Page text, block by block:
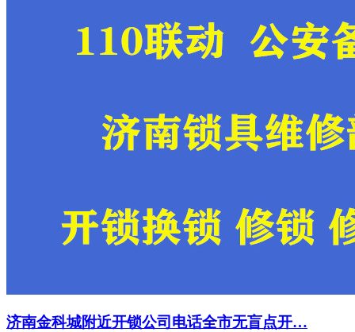
济南金科城附近开锁公司电话全市无盲点开…